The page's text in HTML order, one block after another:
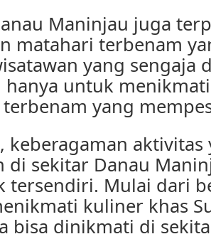
Maninjau juga
matahari terbenam
yang sengaja
hanya untuk
yang
keberagaman aktivitas
di sekitar Danau
tersendiri. Mulai dari
kuliner khas
bisa dinikmati di